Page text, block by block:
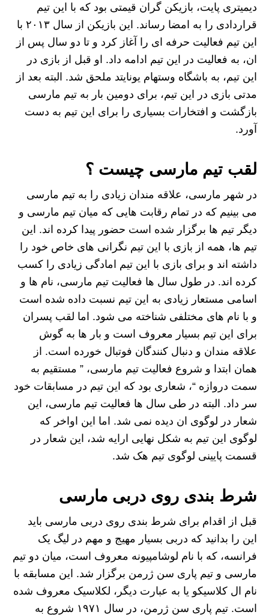
دیمیتری پایت، بازیکن گران قیمتی بود که با این تیم
قراردادی را به امضا رساند. این بازیکن از سال ۲۰۱۳ با
این تیم فعالیت حرفه ای را آغاز کرد و تا دو سال پس از
ان، به فعالیت در این تیم ادامه داد. او قبل از بازی در
این تیم، به باشگاه وستهام یونایتد ملحق شد. البته بعد از
مدتی بازی در این تیم، برای دومین بار به تیم مارسی
بازگشت و افتخارات بسیاری را برای این تیم به دست
آورد.
لقب تیم مارسی چیست ؟
در شهر مارسی، علاقه مندان زیادی را به تیم مارسی
می بینیم که در تمام رقابت هایی که میان تیم مارسی و
دیگر تیم ها برگزار شده است حضور پیدا کرده اند. این
تیم ها، همه از بازی با این تیم نگرانی های خاص خود را
داشته اند و برای بازی با این تیم امادگی زیادی را کسب
کرده اند. در طول سال ها فعالیت تیم مارسی، نام ها و
اسامی مستعار زیادی به این تیم نسبت داده شده است
و با نام های مختلفی شناخته می شود. اما لقب پسران
برای این تیم بسیار معروف است و بار ها به گوش
علاقه مندان و دنبال کنندگان فوتبال خورده است. از
همان ابتدا و شروع فعالیت تیم مارسی، ” مستقیم به
سمت دروازه “، شعاری بود که این تیم در مسابقات خود
سر داد. البته در طی سال ها فعالیت تیم مارسی، این
شعار در لوگوی ان دیده نمی شد. اما این اواخر که
لوگوی این تیم به شکل نهایی ارایه شد، این شعار در
قسمت پایینی لوگوی تیم هک شد.
شرط بندی روی دربی مارسی
قبل از اقدام برای شرط بندی روی دربی مارسی باید
این را بدانید که دربی بسیار مهیج و مهم در لیگ یک
فرانسه، که با نام لوشامپیونه معروف است، میان دو تیم
مارسی و تیم پاری سن ژرمن برگزار شد. این مسابقه با
نام ال کلاسیکو یا به عبارت دیگر، لکلاسیک معروف شده
است‌. تیم پاری سن ژرمن، در سال ۱۹۷۱ شروع به